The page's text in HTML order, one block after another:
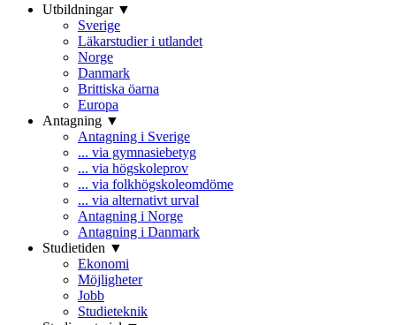
Utbildningar ▼
Sverige
Läkarstudier i utlandet
Norge
Danmark
Brittiska öarna
Europa
Antagning ▼
Antagning i Sverige
... via gymnasiebetyg
... via högskoleprov
... via folkhögskoleomdöme
... via alternativt urval
Antagning i Norge
Antagning i Danmark
Studietiden ▼
Ekonomi
Möjligheter
Jobb
Studieteknik